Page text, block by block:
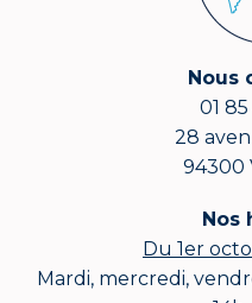
Nous
01
28
94300
Nos
Du 1er
Mardi, mercredi,